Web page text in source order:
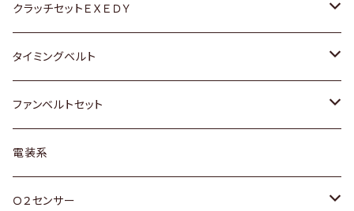
マツダ
三菱
スバル
日野
アストロ（シボレー）
クライスラー
日産
ダイハツ
マツダ
三菱
スバル
日産
ホンダ
マツダ
ホンダ
スズキ
ダイハツ
マツダ
三菱
クラッチセットＥＸＥＤＹ
ホンダ
スズキ
日産
ダイハツ
タイミングベルト
トヨタ
スズキ
ダイハツ
ファンベルトセット
トヨタ
ホンダ
電装系
Ｏ２センサー